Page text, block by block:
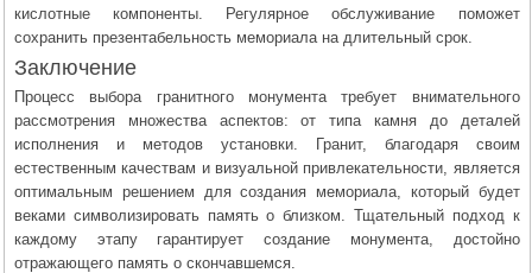
кислотные компоненты. Регулярное обслуживание поможет
сохранить презентабельность мемориала на длительный срок.
Заключение
Процесс выбора гранитного монумента требует внимательного
рассмотрения множества аспектов: от типа камня до деталей
исполнения и методов установки. Гранит, благодаря своим
естественным качествам и визуальной привлекательности, является
оптимальным решением для создания мемориала, который будет
веками символизировать память о близком. Тщательный подход к
каждому этапу гарантирует создание монумента, достойно
отражающего память о скончавшемся.